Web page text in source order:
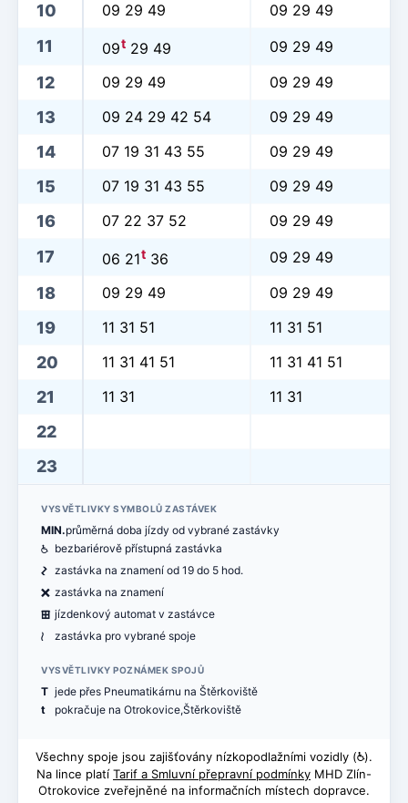
10 09 29 49 09 29 49
11 09t 29 49 09 29 49
12 09 29 49 09 29 49
13 09 24 29 42 54 09 29 49
14 07 19 31 43 55 09 29 49
15 07 19 31 43 55 09 29 49
16 07 22 37 52 09 29 49
17 06 21t 36 09 29 49
18 09 29 49 09 29 49
19 11 31 51 11 31 51
20 11 31 41 51 11 31 41 51
21 11 31 11 31
22
23
VYSVĚTLIVKY SYMBOLŮ ZASTÁVEK
MIN.průměrná doba jízdy od vybrané zastávky
@ bezbariérově přístupná zastávka
ó zastávka na znamení od 19 do 5 hod.
ë zastávka na znamení
æ jízdenkový automat v zastávce
< zastávka pro vybrané spoje
VYSVĚTLIVKY POZNÁMEK SPOJŮ
T jede přes Pneumatikárnu na Štěrkoviště
t
pokračuje na Otrokovice,Štěrkoviště
Všechny spoje jsou zajišťovány nízkopodlažními vozidly (@).
Na lince platí Tarif a Smluvní přepravní podmínky MHD Zlín-
Otrokovice zveřejněné na informačních místech dopravce.